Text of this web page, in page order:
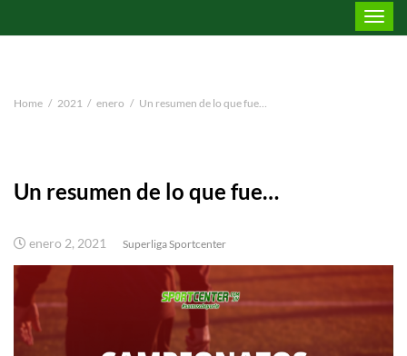
Toggle
Home 2021 enero Un resumen de lo que fue…
Un resumen de lo que fue…
enero 2, 2021 Superliga Sportcenter